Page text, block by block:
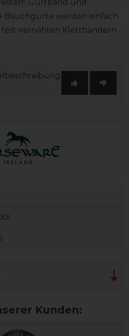
Gurtband und
Bauchgurte werden einfach
fest vernähten Klettbändern